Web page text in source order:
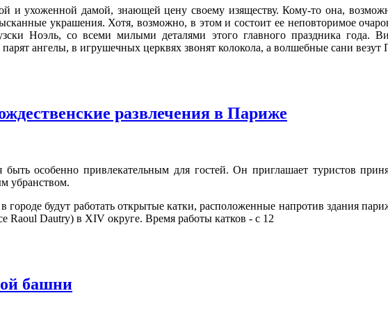
и ухоженной дамой, знающей цену своему изяществу. Кому-то она,
украшения. Хотя, возможно, в этом и состоит ее неповторимое
Ноэль, со всеми милыми деталями этого главного праздника года.
ангелы, в игрушечных церквях звонят колокола, а волшебные сани везут
развлечения в Париже
особенно привлекательным для гостей. Он приглашает туристов
убранством.
городе будут работать открытые катки, расположенные напротив здания
Raoul Dautry) в XIV округе. Время работы катков - с 12
башни